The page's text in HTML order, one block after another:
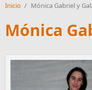
Inicio / Mónica Gabriel y
Mónica